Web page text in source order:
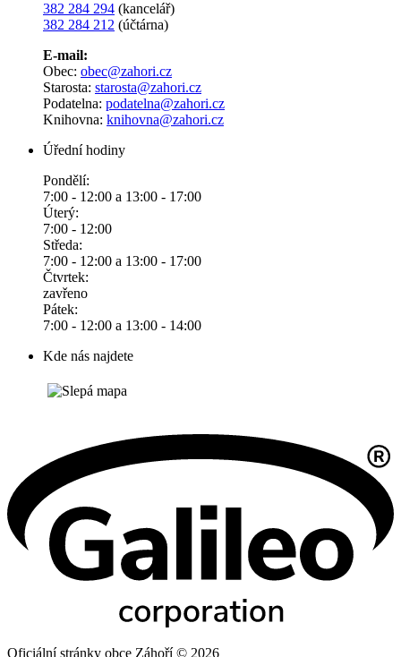
382 284 294 (kancelář)
382 284 212 (účtárna)
E-mail:
Obec: obec@zahori.cz
Starosta: starosta@zahori.cz
Podatelna: podatelna@zahori.cz
Knihovna: knihovna@zahori.cz
Úřední hodiny
Pondělí:
7:00 - 12:00 a 13:00 - 17:00
Úterý:
7:00 - 12:00
Středa:
7:00 - 12:00 a 13:00 - 17:00
Čtvrtek:
zavřeno
Pátek:
7:00 - 12:00 a 13:00 - 14:00
Kde nás najdete
Oficiální stránky obce Záhoří © 2026